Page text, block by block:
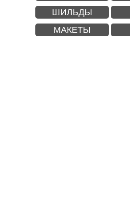
ШИЛЬДЫ
МАКЕТЫ